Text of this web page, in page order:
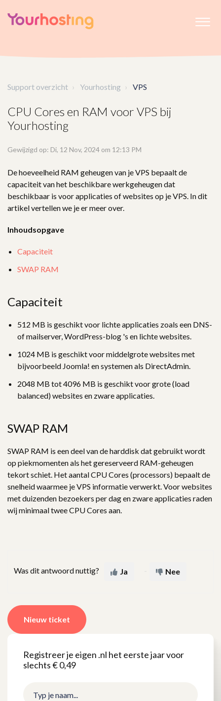
Support overzicht Yourhosting VPS
CPU Cores en RAM voor VPS bij
Yourhosting
Gewijzigd op: Di, 12 Nov, 2024 om 12:13 PM
De hoeveelheid RAM geheugen van je VPS bepaalt de
capaciteit van het beschikbare werkgeheugen dat
beschikbaar is voor applicaties of websites op je VPS. In dit
artikel vertellen we je er meer over.
Inhoudsopgave
Capaciteit
SWAP RAM
Capaciteit
512 MB is geschikt voor lichte applicaties zoals een DNS-
of mailserver, WordPress-blog 's en lichte websites.
1024 MB is geschikt voor middelgrote websites met
bijvoorbeeld Joomla! en systemen als DirectAdmin.
2048 MB tot 4096 MB is geschikt voor grote (load
balanced) websites en zware applicaties.
SWAP RAM
SWAP RAM is een deel van de harddisk dat gebruikt wordt
op piekmomenten als het gereserveerd RAM-geheugen
tekort schiet. Het aantal CPU Cores (processors) bepaalt de
snelheid waarmee je VPS informatie verwerkt. Voor websites
met duizenden bezoekers per dag en zware applicaties raden
wij minimaal twee CPU Cores aan.
Was dit antwoord nuttig? Ja Nee
Nieuw ticket
Registreer je eigen .nl het eerste jaar voor
slechts € 0,49